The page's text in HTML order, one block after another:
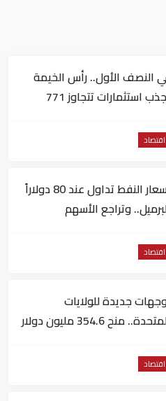
النصف الأول.. رأس الخيمة
تجذب استثمارات تتجاوز 771
اقتصاد
أسعار النفط تداول عند 80 دولاراً
وتراجع الأسهم
اقتصاد
جديدة للولايات
المتحدة.. منح 354.6 مليون دولار
اقتصاد